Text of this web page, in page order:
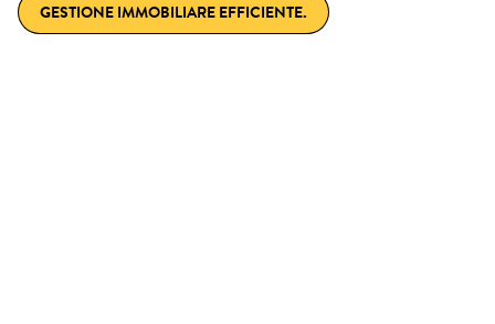
GESTIONE IMMOBILIARE EFFICIENTE.